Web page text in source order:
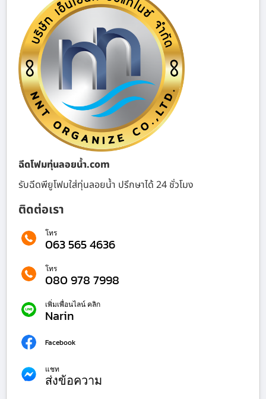
ฉีดโฟมทุ่นลอยน้ำ.com
รับฉีดพียูโฟมใส่ทุ่นลอยน้ำ ปรึกษาได้ 24 ชั่วโมง
ติดต่อเรา
โทร
063 565 4636
โทร
080 978 7998
เพิ่มเพื่อนไลน์ คลิก
Narin
Facebook
แชท
ส่งข้อความ